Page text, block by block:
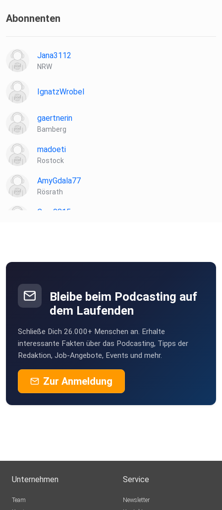
Abonnenten
Jana3112
NRW
IgnatzWrobel
gaertnerin
Bamberg
madoeti
Rostock
AmyGdala77
Rösrath
Caro0815
Köln
josi1312
Dresden
ty5jfrjb
Bleibe beim Podcasting auf
dem Laufenden
Schließe Dich 26.000+ Menschen an. Erhalte
interessante Fakten über das Podcasting, Tipps der
Redaktion, Job-Angebote, Events und mehr.
Zur Anmeldung
Unternehmen
Team
Service
Newsletter